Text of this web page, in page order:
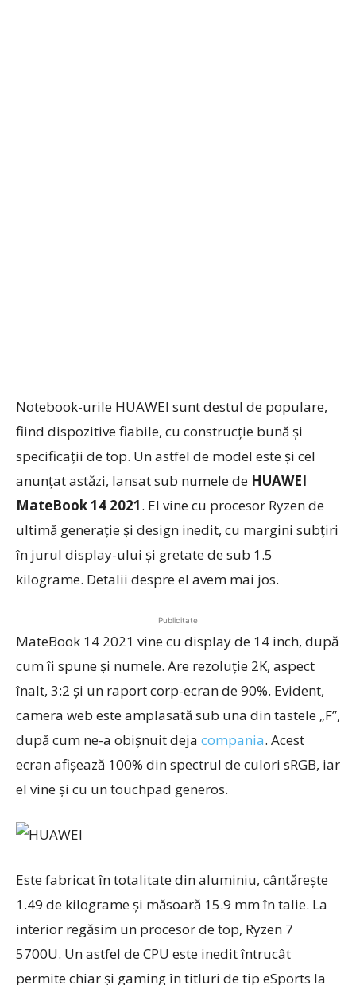
Notebook-urile HUAWEI sunt destul de populare,
fiind dispozitive fiabile, cu construcție bună și
specificații de top. Un astfel de model este și cel
anunțat astăzi, lansat sub numele de HUAWEI
MateBook 14 2021. El vine cu procesor Ryzen de
ultimă generație și design inedit, cu margini subțiri
în jurul display-ului și gretate de sub 1.5
kilograme. Detalii despre el avem mai jos.
Publicitate
MateBook 14 2021 vine cu display de 14 inch, după
cum îi spune și numele. Are rezoluție 2K, aspect
înalt, 3:2 și un raport corp-ecran de 90%. Evident,
camera web este amplasată sub una din tastele „F”,
după cum ne-a obișnuit deja compania. Acest
ecran afișează 100% din spectrul de culori sRGB, iar
el vine și cu un touchpad generos.
Este fabricat în totalitate din aluminiu, cântărește
1.49 de kilograme și măsoară 15.9 mm în talie. La
interior regăsim un procesor de top, Ryzen 7
5700U. Un astfel de CPU este inedit întrucât
permite chiar și gaming în titluri de tip eSports la